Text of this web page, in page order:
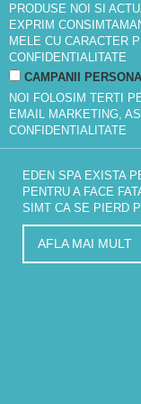
PRODUSE NOI SI
EXPRIM
MELE CU CARACTER
CONFIDENTIALITATE
CAMPANII
NOI FOLOSIM TERTI
EMAIL MARKETING,
CONFIDENTIALITATE
EDEN SPA EXISTA
PENTRU A FACE
SIMT CA SE PIERD
AFLA MAI MULT